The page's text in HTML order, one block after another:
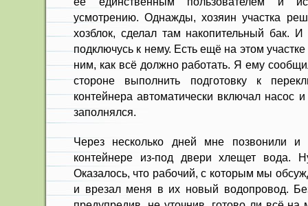
усмотрению. Однажды, хозяин участка
хозблок, сделал там накопительный бак.
подключусь к нему. Есть ещё на этом
ним, как всё должно работать. Я ему
стороне выполнить подготовку к
контейнера автоматически включал насос
заполнялся.
Через несколько дней мне позвонили
контейнере из-под двери хлещет вода.
Оказалось, что рабочий, с которым мы
и врезал меня в их новый водопровод.